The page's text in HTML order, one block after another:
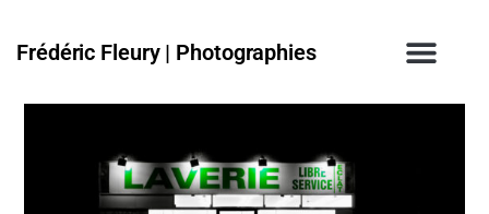
Frédéric Fleury | Photographies